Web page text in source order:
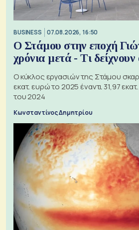
BUSINESS 07.08.2026, 16:50
Ο Στάμου στην εποχή
χρόνια μετά - Τι δείχνουν
Ο κύκλος εργασιών της Στάμου
εκατ. ευρώ το 2025 έναντι 31,97
του 2024
Κωνσταντίνος Δημητρίου